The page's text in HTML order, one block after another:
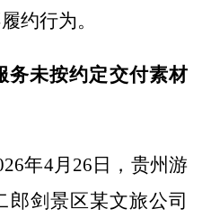
约行为。
务未按约定交付素材
年4月 26 日，贵州游
剑景区某文旅公司